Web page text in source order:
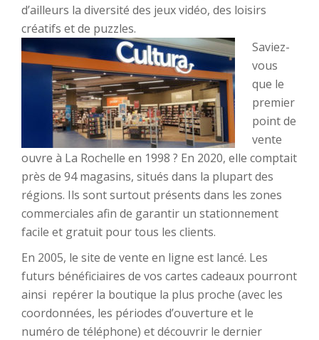
d’ailleurs la diversité des jeux vidéo, des loisirs
créatifs et de puzzles.
Saviez-
vous
que le
premier
point de
vente
ouvre à La Rochelle en 1998 ? En 2020, elle comptait
près de 94 magasins, situés dans la plupart des
régions. Ils sont surtout présents dans les zones
commerciales afin de garantir un stationnement
facile et gratuit pour tous les clients.
En 2005, le site de vente en ligne est lancé. Les
futurs bénéficiaires de vos cartes cadeaux pourront
ainsi repérer la boutique la plus proche (avec les
coordonnées, les périodes d’ouverture et le
numéro de téléphone) et découvrir le dernier